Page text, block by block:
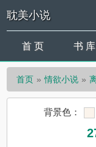
耽美小说
首 页 书 库
首页 情欲小说
背景色：